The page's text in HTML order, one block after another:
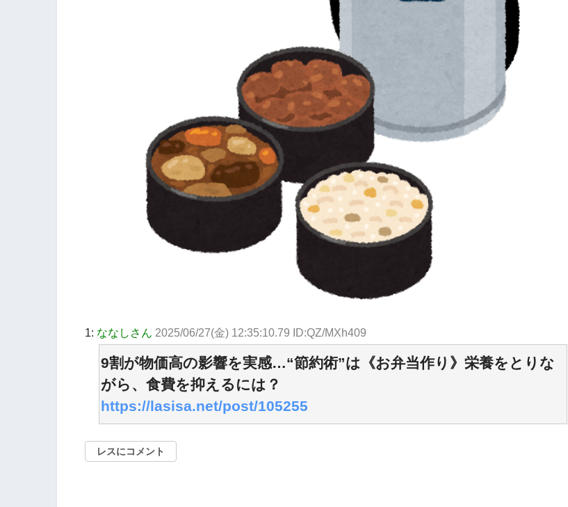
1: ななしさん 2025/06/27(金) 12:35:10.79 ID:QZ/MXh409
9割が物価高の影響を実感…“節約術”は《お弁当作り》栄養をとりな
がら、食費を抑えるには？
https://lasisa.net/post/105255
レスにコメント